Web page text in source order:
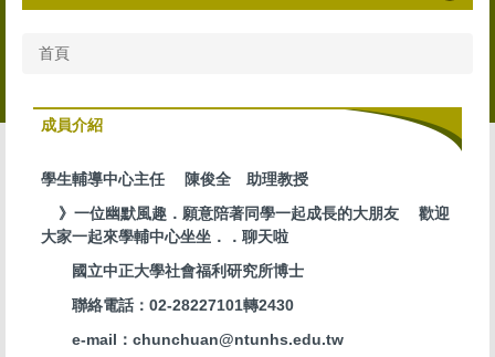
關於我們
服務內容
導師園地
法規彙整
首頁
成員介紹
學生輔導中心主任 陳俊全 助理教授
》一位幽默風趣．願意陪著同學一起成長的大朋友 歡迎
大家一起來學輔中心坐坐．．聊天啦
國立中正大學社會福利研究所博士
聯絡電話：02-28227101轉2430
e-mail：chunchuan@ntunhs.edu.tw